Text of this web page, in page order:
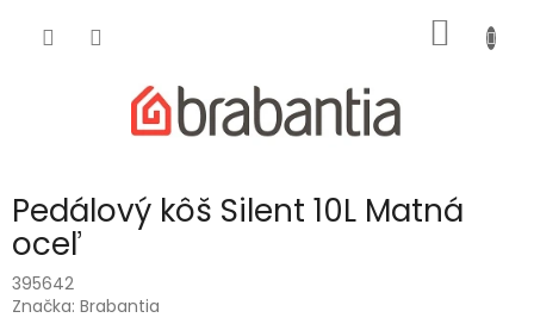
KOŠÍK
Pedálový kôš Silent 10L Matná
oceľ
395642
Značka: Brabantia